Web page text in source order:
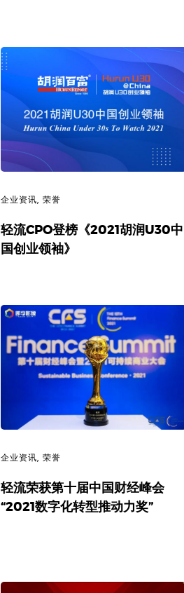
企业资讯 荣誉
轻流CPO登榜《2021胡润U30中
国创业领袖》
企业资讯, 荣誉
轻流荣获第十届中国财经峰会
“2021数字化转型推动力奖”